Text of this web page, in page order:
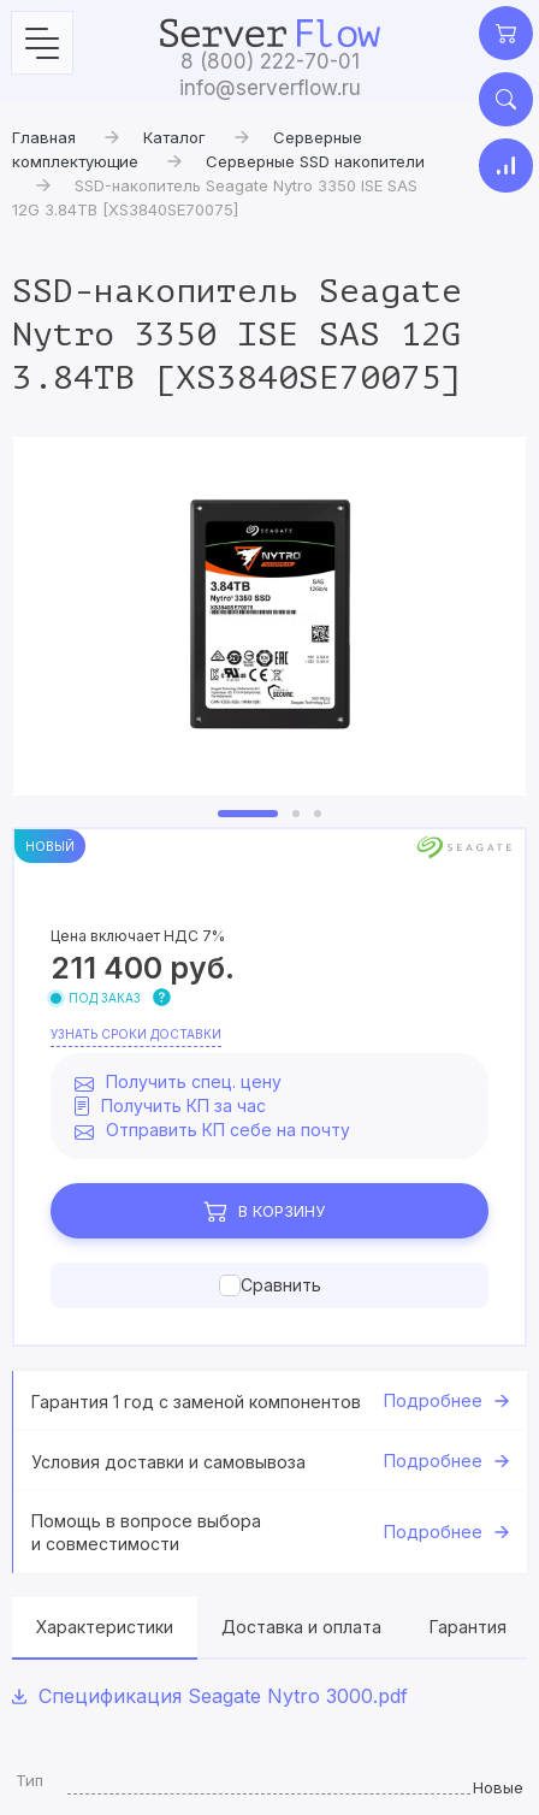
8 (800) 222-70-01
info@serverflow.ru
Главная Каталог
Серверные
комплектующие
Серверные SSD накопители
SSD-накопитель Seagate Nytro 3350 ISE SAS
12G 3.84TB [XS3840SE70075]
SSD-накопитель Seagate
Nytro 3350 ISE SAS 12G
3.84TB [XS3840SE70075]
НОВЫЙ
Цена включает НДС 7%
211 400 руб.
ПОД ЗАКАЗ
УЗНАТЬ СРОКИ ДОСТАВКИ
Получить спец. цену
Получить КП за час
Отправить КП себе на почту
В КОРЗИНУ
Сравнить
Гарантия 1 год с заменой компонентов Подробнее
Условия доставки и самовывоза Подробнее
Помощь в вопросе выбора
и совместимости
Подробнее
Характеристики Доставка и оплата Гарантия
Спецификация Seagate Nytro 3000.pdf
Тип
Новые